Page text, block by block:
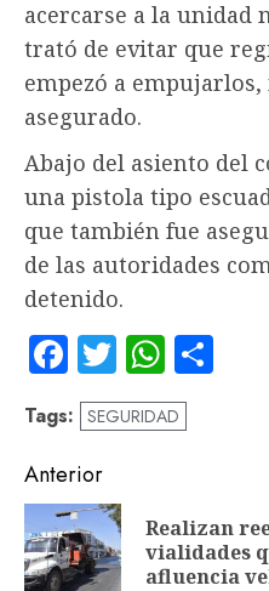
acercarse a la unidad
trató de evitar que
empezó a
asegurado.
Abajo del asiento del
una pistola tipo
que también fue
de las autoridades
detenido.
Facebook
Twitter
Tags: SEGURIDAD
Navegación
de
entradas
Anterior
Realizan
vialidades
afluencia